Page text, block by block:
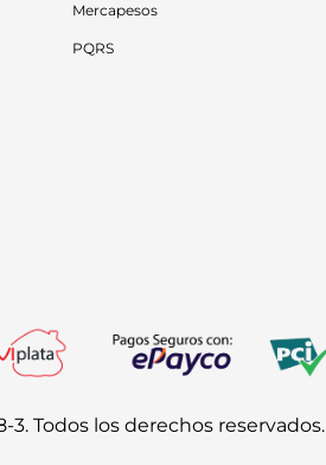
Mercapesos
PQRS
3. Todos los derechos reservados.